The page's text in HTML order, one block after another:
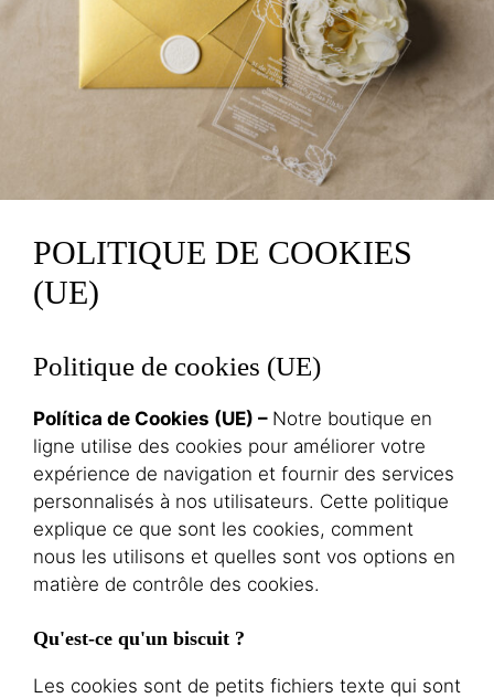
POLITIQUE DE COOKIES
(UE)
Politique de cookies (UE)
Política de Cookies (UE) – Notre boutique en
ligne utilise des cookies pour améliorer votre
expérience de navigation et fournir des services
personnalisés à nos utilisateurs. Cette politique
explique ce que sont les cookies, comment
nous les utilisons et quelles sont vos options en
matière de contrôle des cookies.
Qu'est-ce qu'un biscuit ?
Les cookies sont de petits fichiers texte qui sont